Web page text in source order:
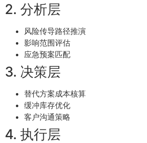
2. 分析层
风险传导路径推演
影响范围评估
应急预案匹配
3. 决策层
替代方案成本核算
缓冲库存优化
客户沟通策略
4. 执行层